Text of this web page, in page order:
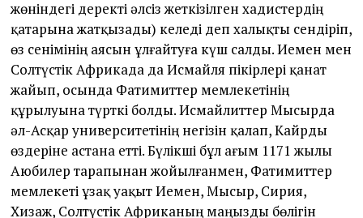
жөніндегі деректі әлсіз жеткізілген хадистердің
қатарына жатқызады) келеді деп халықты сендіріп,
өз сенімінің аясын ұлғайтуға күш салды. Иемен мен
Солтүстік Африкада да Исмайля пікірлері қанат
жайып, осында Фатимиттер мемлекетінің
құрылуына түрткі болды. Исмайлиттер Мысырда
әл-Асқар университетінің негізін қалап, Кайрды
өздеріне астана етті. Бүлікші бұл ағым 1171 жылы
Аюбилер тарапынан жойылғанмен, Фатимиттер
мемлекеті ұзақ уақыт Иемен, Мысыр, Сирия,
Хизаж, Солтүстік Африканың маңызды бөлігін